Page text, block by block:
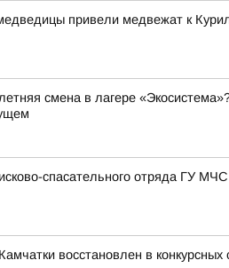
привели медвежат к
смена в лагере
спасательного отряда ГУ
восстановлен в